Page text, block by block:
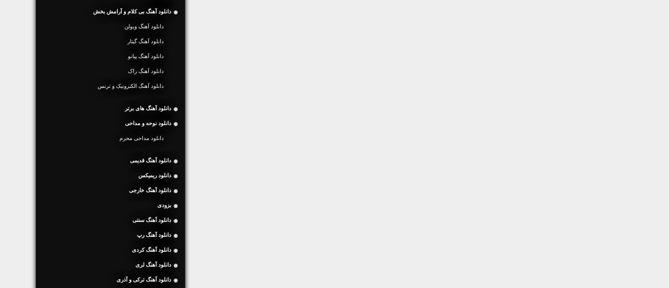
دانلود آهنگ بی کلام و آرامش بخش
دانلود آهنگ ویولن
دانلود آهنگ گیتار
دانلود آهنگ پیانو
دانلود آهنگ راک
دانلود آهنگ الکترونیک و ترنس
دانلود آهنگ های برتر
دانلود نوحه و مداحی
دانلود مداحی محرم
دانلود آهنگ قدیمی
دانلود ریمیکس
دانلود آهنگ خارجی
بزودی
دانلود آهنگ سنتی
دانلود آهنگ رپ
دانلود آهنگ کردی
دانلود آهنگ لری
دانلود آهنگ ترکی و آذری